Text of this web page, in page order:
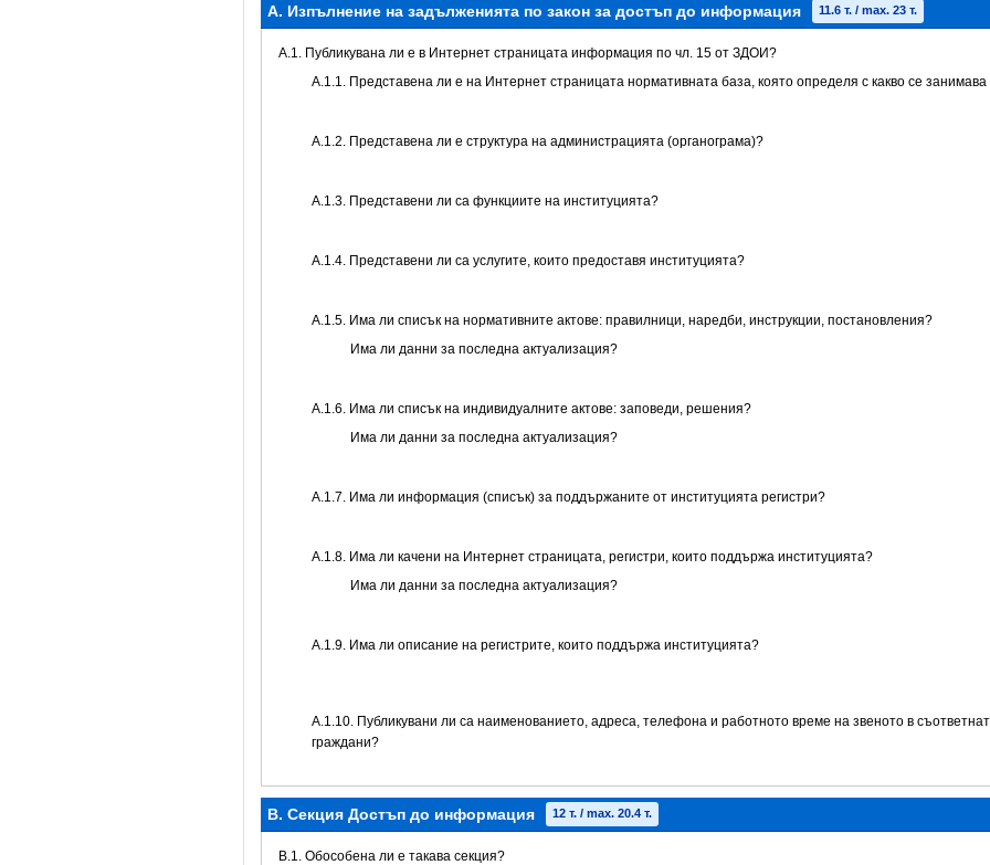
А. Изпълнение на задълженията по закон за достъп до информация 11.6 т. / max. 23 т.
A.1. Публикувана ли е в Интернет страницата информация по чл. 15 от ЗДОИ?
A.1.1. Представена ли е на Интернет страницата нормативната база, която определя с какво се занимава
A.1.2. Представена ли е структура на администрацията (органограма)?
А.1.3. Представени ли са функциите на институцията?
А.1.4. Представени ли са услугите, които предоставя институцията?
А.1.5. Има ли списък на нормативните актове: правилници, наредби, инструкции, постановления?
Има ли данни за последна актуализация?
А.1.6. Има ли списък на индивидуалните актове: заповеди, решения?
Има ли данни за последна актуализация?
А.1.7. Има ли информация (списък) за поддържаните от институцията регистри?
А.1.8. Има ли качени на Интернет страницата, регистри, които поддържа институцията?
Има ли данни за последна актуализация?
А.1.9. Има ли описание на регистрите, които поддържа институцията?
А.1.10. Публикувани ли са наименованието, адреса, телефона и работното време на звеното в
граждани?
B. Секция Достъп до информация 12 т. / max. 20.4 т.
В.1. Обособена ли е такава секция?